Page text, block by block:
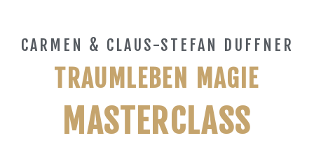
CARMEN & CLAUS-STEFAN DUFFNER
TRAUMLEBEN MAGIE
MASTERCLASS